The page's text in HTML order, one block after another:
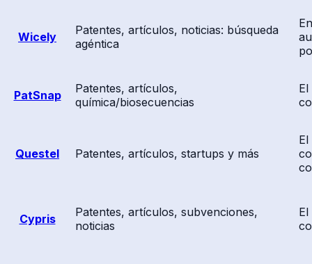
Wicely
Patentes, artículos, noticias: búsqueda
agéntica
PatSnap
Patentes, artículos,
química/biosecuencias
Questel Patentes, artículos, startups y más
Cypris
Patentes, artículos, subvenciones,
noticias